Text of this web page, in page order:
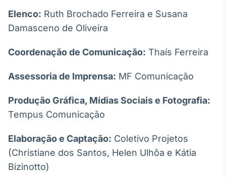
Elenco: Ruth Brochado Ferreira e Susana
Damasceno de Oliveira
Coordenação de Comunicação: Thaís Ferreira
Assessoria de Imprensa: MF Comunicação
Produção Gráfica, Mídias Sociais e Fotografia:
Tempus Comunicação
Elaboração e Captação: Coletivo Projetos
(Christiane dos Santos, Helen Ulhôa e Kátia
Bizinotto)